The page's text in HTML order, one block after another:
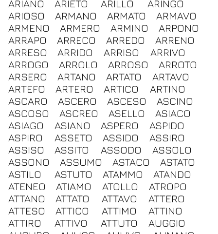
ARIANO
ARIETO ARILLO
ARINGO
ARIOSO
ARMANO ARMATO
ARMAVO
ARMENO
ARMERO ARMINO
ARPONO
ARRAPO
ARRECO ARREDO
ARRENO
ARRESO
ARRIDO ARRISO
ARRIVO
ARROGO
ARROLO ARROSO
ARROTO
ARSERO
ARTANO ARTATO
ARTAVO
ARTEFO
ARTERO ARTICO
ARTINO
ASCARO
ASCERO ASCESO
ASCINO
ASCOSO
ASCREO ASELLO
ASIACO
ASIAGO
ASIANO ASPERO
ASPIDO
ASPIRO
ASSETO ASSIDO
ASSIRO
ASSISO
ASSITO ASSODO
ASSOLO
ASSONO
ASSUMO ASTACO
ASTATO
ASTILO
ASTUTO ATAMMO
ATANDO
ATENEO
ATIAMO ATOLLO
ATROPO
ATTANO
ATTATO ATTAVO
ATTERO
ATTESO
ATTICO ATTIMO
ATTINO
ATTIRO
ATTIVO ATTUTO
AUGGIO